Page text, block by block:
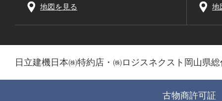
地図を見る
地
日立建機日本㈱特約店・㈱ロジスネクスト岡山県
古物商許可